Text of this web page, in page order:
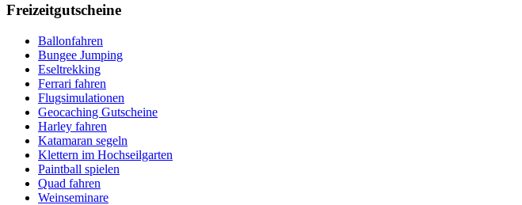
Freizeitgutscheine
Ballonfahren
Bungee Jumping
Eseltrekking
Ferrari fahren
Flugsimulationen
Geocaching Gutscheine
Harley fahren
Katamaran segeln
Klettern im Hochseilgarten
Paintball spielen
Quad fahren
Weinseminare